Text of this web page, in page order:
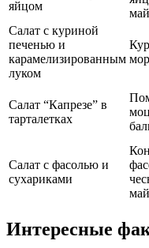
яйцом
Салат с куриной
печенью и
карамелизированным
луком
Салат “Капрезе” в
тарталетках
Салат с фасолью и
сухариками
Интересные